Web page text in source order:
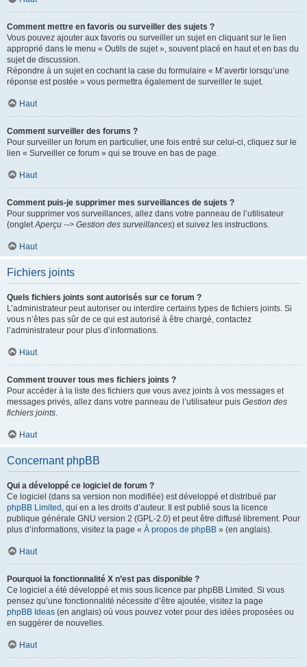
Comment mettre en favoris ou surveiller des sujets ?
Vous pouvez ajouter aux favoris ou surveiller un sujet en cliquant sur le lien
approprié dans le menu « Outils de sujet », souvent placé en haut et en bas du
sujet de discussion.
Répondre à un sujet en cochant la case du formulaire « M’avertir lorsqu’une
réponse est postée » vous permettra également de surveiller le sujet.
Haut
Comment surveiller des forums ?
Pour surveiller un forum en particulier, une fois entré sur celui-ci, cliquez sur le
lien « Surveiller ce forum » qui se trouve en bas de page.
Haut
Comment puis-je supprimer mes surveillances de sujets ?
Pour supprimer vos surveillances, allez dans votre panneau de l’utilisateur
(ongletAperçu --> Gestion des surveillances) et suivez les instructions.
Haut
Fichiers joints
Quels fichiers joints sont autorisés sur ce forum ?
L’administrateur peut autoriser ou interdire certains types de fichiers joints. Si
vous n’êtes pas sûr de ce qui est autorisé à être chargé, contactez
l’administrateur pour plus d’informations.
Haut
Comment trouver tous mes fichiers joints ?
Pour accéder à la liste des fichiers que vous avez joints à vos messages et
messages privés, allez dans votre panneau de l’utilisateur puis Gestion des
fichiers joints.
Haut
Concernant phpBB
Qui a développé ce logiciel de forum ?
Ce logiciel (dans sa version non modifiée) est développé et distribué par
phpBB Limited , qui en a les droits d’auteur. Il est publié sous la licence
publique générale GNU version 2 (GPL-2.0) et peut être diffusé librement. Pour
plus d’informations, visitez la page « À propos de phpBB » (en anglais).
Haut
Pourquoi la fonctionnalité X n’est pas disponible ?
Ce logiciel a été développé et mis sous licence par phpBB Limited. Si vous
pensez qu’une fonctionnalité nécessite d’être ajoutée, visitez la page
phpBB Ideas (en anglais) où vous pouvez voter pour des idées proposées ou
en suggérer de nouvelles.
Haut